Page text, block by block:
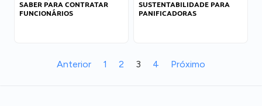
SABER PARA CONTRATAR
FUNCIONÁRIOS
SUSTENTABILIDADE PARA
PANIFICADORAS
Anterior 1 2 3 4 Próximo